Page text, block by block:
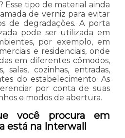
Esse tipo de material ainda
de verniz para evitar
de degradações. A porta
pode ser utilizada em
por exemplo, em
e residenciais, onde
em diferentes cômodos,
salas, cozinhas, entradas,
do estabelecimento. As
por conta de suas
e modos de abertura.
você procura em
está na Interwall